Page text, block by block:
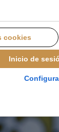
2025 22:39